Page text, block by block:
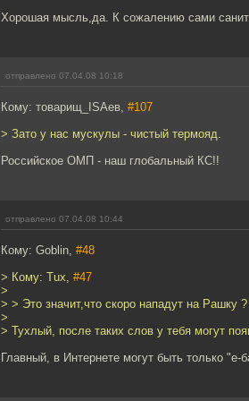
Хорошая мысль,да. К сожалению сами
отправлено 07.04.08 10:18
Кому: товарищ_ISAев, #107
> Зато у нас мускулы - чистый термояд.
Российское ОМП - наш глобальный КС!!
отправлено 07.04.08 10:44
Кому: Goblin, #48
> Кому: Tux, #47
>
> > Это значит,что скоро нападут на Рашку ?
>
> Тухлый, после таких слов у тебя могут
Главный, в Интернете могут быть только "e-